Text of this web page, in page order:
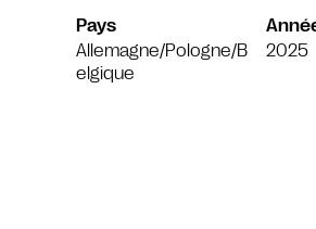
Pays
Allemagne/Pologne/B
elgique
2025